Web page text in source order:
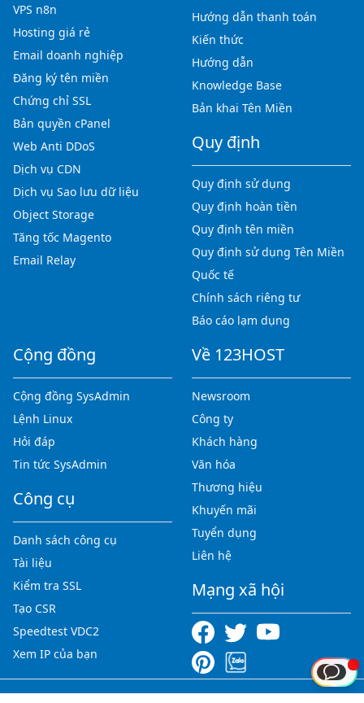
VPS n8n
Hosting giá rẻ
Email doanh nghiệp
Đăng ký tên miền
Chứng chỉ SSL
Bản quyền cPanel
Web Anti DDoS
Dịch vụ CDN
Dịch vụ Sao lưu dữ liệu
Object Storage
Tăng tốc Magento
Email Relay
Hướng dẫn thanh toán
Kiến thức
Hướng dẫn
Knowledge Base
Bản khai Tên Miền
Quy định
Quy định sử dụng
Quy định hoàn tiền
Quy định tên miền
Quy định sử dụng Tên Miền
Quốc tế
Chính sách riêng tư
Báo cáo lạm dụng
Cộng đồng
Cộng đồng SysAdmin
Lệnh Linux
Hỏi đáp
Tin tức SysAdmin
Công cụ
Danh sách công cụ
Tài liệu
Kiểm tra SSL
Tạo CSR
Speedtest VDC2
Xem IP của bạn
Về 123HOST
Newsroom
Công ty
Khách hàng
Văn hóa
Thương hiệu
Khuyến mãi
Tuyển dụng
Liên hệ
Mạng xã hội